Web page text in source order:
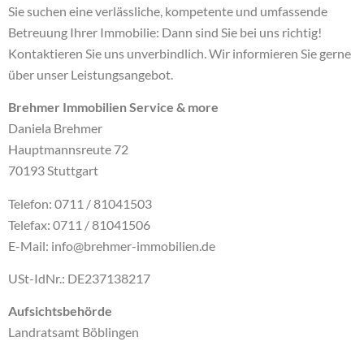
Sie suchen eine verlässliche, kompetente und umfassende
Betreuung Ihrer Immobilie: Dann sind Sie bei uns richtig!
Kontaktieren Sie uns unverbindlich. Wir informieren Sie gerne
über unser Leistungsangebot.
Brehmer Immobilien Service & more
Daniela Brehmer
Hauptmannsreute 72
70193 Stuttgart
Telefon: 0711 / 81041503
Telefax: 0711 / 81041506
E-Mail: info@brehmer-immobilien.de
USt-IdNr.: DE237138217
Aufsichtsbehörde
Landratsamt Böblingen